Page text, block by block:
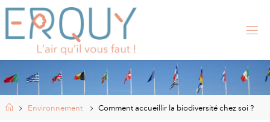
Skip
content
RQ
U
, SI
HomeEnvironnement Comment accueillir la biodiversité chez soi ?